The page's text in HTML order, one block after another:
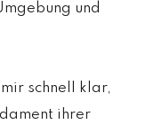
und
schnell klar,
ihrer